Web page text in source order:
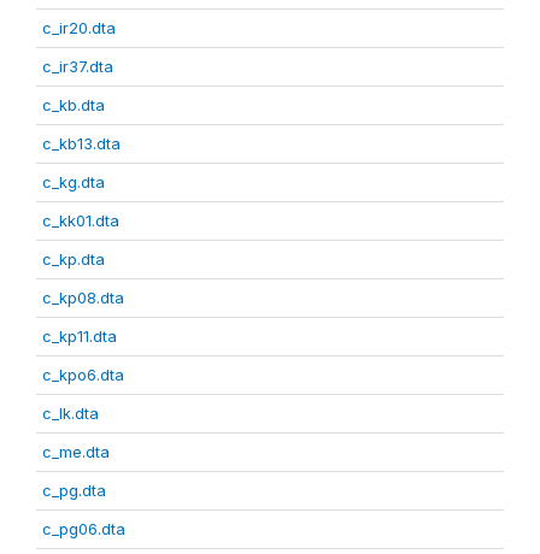
c_ir20.dta
c_ir37.dta
c_kb.dta
c_kb13.dta
c_kg.dta
c_kk01.dta
c_kp.dta
c_kp08.dta
c_kp11.dta
c_kpo6.dta
c_lk.dta
c_me.dta
c_pg.dta
c_pg06.dta